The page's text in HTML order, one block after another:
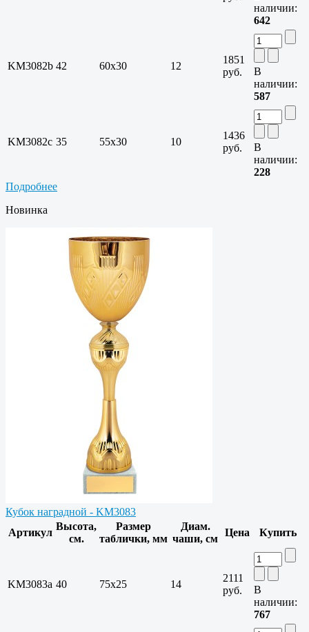
наличии:
642
KM3082b 42 60х30 12
1851
руб.
В
наличии:
587
KM3082c 35 55х30 10
1436
руб.
В
наличии:
228
Подробнее
Новинка
Кубок наградной - KM3083
Артикул
Высота,
см.
Размер
таблички, мм
Диам.
чаши, см
Цена Купить
KM3083a 40 75х25 14
2111
руб.
В
наличии:
767